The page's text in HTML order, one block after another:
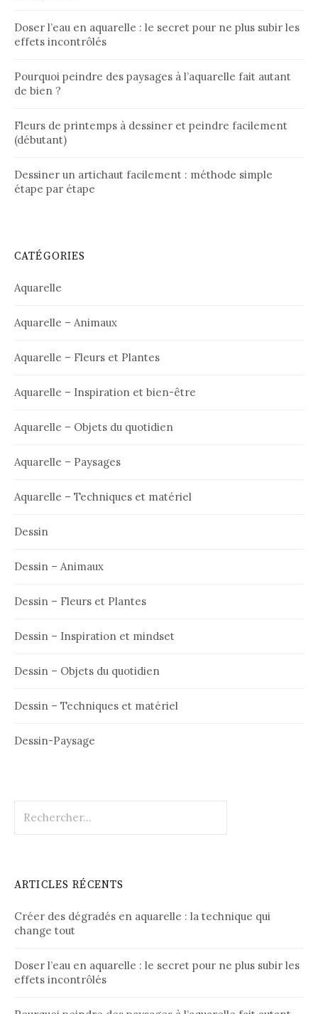
Doser l’eau en aquarelle : le secret pour ne plus subir les
effets incontrôlés
Pourquoi peindre des paysages à l’aquarelle fait autant
de bien ?
Fleurs de printemps à dessiner et peindre facilement
(débutant)
Dessiner un artichaut facilement : méthode simple
étape par étape
CATÉGORIES
Aquarelle
Aquarelle – Animaux
Aquarelle – Fleurs et Plantes
Aquarelle – Inspiration et bien-être
Aquarelle – Objets du quotidien
Aquarelle – Paysages
Aquarelle – Techniques et matériel
Dessin
Dessin – Animaux
Dessin – Fleurs et Plantes
Dessin – Inspiration et mindset
Dessin – Objets du quotidien
Dessin – Techniques et matériel
Dessin-Paysage
ARTICLES RÉCENTS
Créer des dégradés en aquarelle : la technique qui
change tout
Doser l’eau en aquarelle : le secret pour ne plus subir les
effets incontrôlés